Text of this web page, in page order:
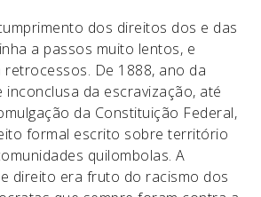
dos direitos dos e das
a passos muito lentos, e
De 1888, ano da
da escravização, até
da Constituição Federal,
formal escrito sobre território
quilombolas. A
direito era fruto do racismo dos